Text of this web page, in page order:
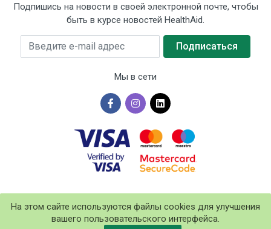
На этом сайте используются файлы cookies для улучшения
вашего пользовательского интерфейса.
Подпишись на новости в своей электронной почте, чтобы
быть в курсе новостей HealthAid.
Введите e-mail адрес Подписаться
Мы в сети
©2026 HealthAid Baltics SIA. Все права защищены.